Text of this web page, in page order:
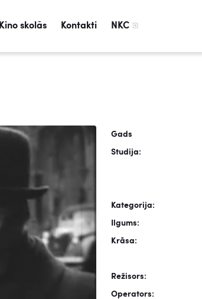
Kino skolās Kontakti NKC
Gads
Studija:
Kategorija:
Ilgums:
Krāsa:
Režisors:
Operators: